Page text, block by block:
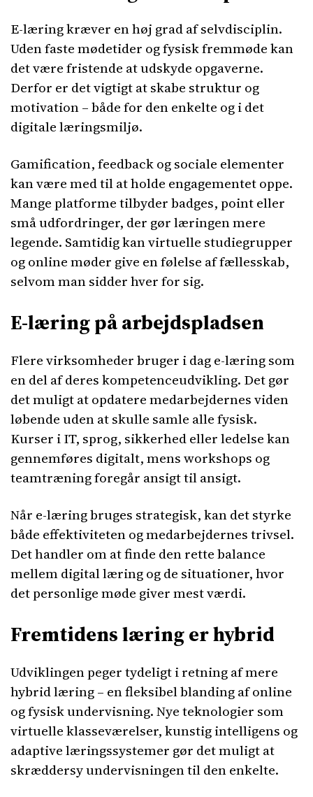
E-læring kræver en høj grad af selvdisciplin.
Uden faste mødetider og fysisk fremmøde kan
det være fristende at udskyde opgaverne.
Derfor er det vigtigt at skabe struktur og
motivation – både for den enkelte og i det
digitale læringsmiljø.
Gamification, feedback og sociale elementer
kan være med til at holde engagementet oppe.
Mange platforme tilbyder badges, point eller
små udfordringer, der gør læringen mere
legende. Samtidig kan virtuelle studiegrupper
og online møder give en følelse af fællesskab,
selvom man sidder hver for sig.
E-læring på arbejdspladsen
Flere virksomheder bruger i dag e-læring som
en del af deres kompetenceudvikling. Det gør
det muligt at opdatere medarbejdernes viden
løbende uden at skulle samle alle fysisk.
Kurser i IT, sprog, sikkerhed eller ledelse kan
gennemføres digitalt, mens workshops og
teamtræning foregår ansigt til ansigt.
Når e-læring bruges strategisk, kan det styrke
både effektiviteten og medarbejdernes trivsel.
Det handler om at finde den rette balance
mellem digital læring og de situationer, hvor
det personlige møde giver mest værdi.
Fremtidens læring er hybrid
Udviklingen peger tydeligt i retning af mere
hybrid læring – en fleksibel blanding af online
og fysisk undervisning. Nye teknologier som
virtuelle klasseværelser, kunstig intelligens og
adaptive læringssystemer gør det muligt at
skræddersy undervisningen til den enkelte.